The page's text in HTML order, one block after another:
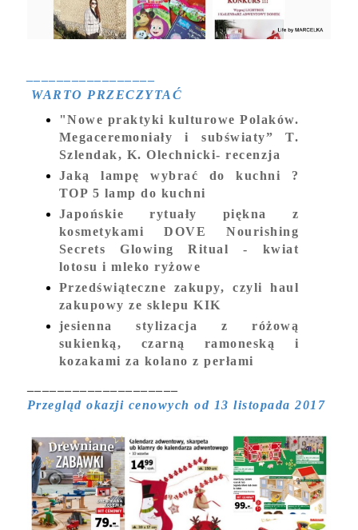
WARTO PRZECZYTAĆ
"Nowe praktyki kulturowe Polaków.
Megaceremoniały i subświaty” T.
Szlendak, K. Olechnicki- recenzja
Jaką lampę wybrać do kuchni ?
TOP 5 lamp do kuchni
Japońskie rytuały piękna z
kosmetykami DOVE Nourishing
Secrets Glowing Ritual - kwiat
lotosu i mleko ryżowe
Przedświąteczne zakupy, czyli haul
zakupowy ze sklepu KIK
jesienna stylizacja z różową
sukienką, czarną ramoneską i
kozakami za kolano z perłami
Przegląd okazji cenowych od 13 listopada 2017